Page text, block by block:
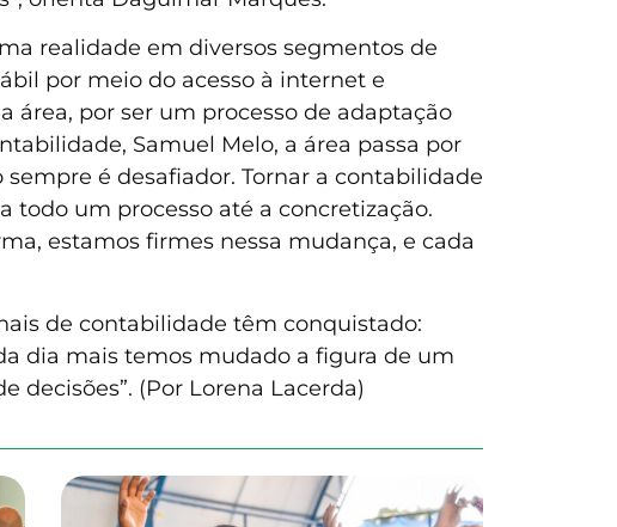
realidade em diversos segmentos de
por meio do acesso à internet e
área, por ser um processo de adaptação
Samuel Melo, a área passa por
é desafiador. Tornar a contabilidade
um processo até a concretização.
estamos firmes nessa mudança, e cada
de contabilidade têm conquistado:
dia mais temos mudado a figura de um
(Por Lorena Lacerda)